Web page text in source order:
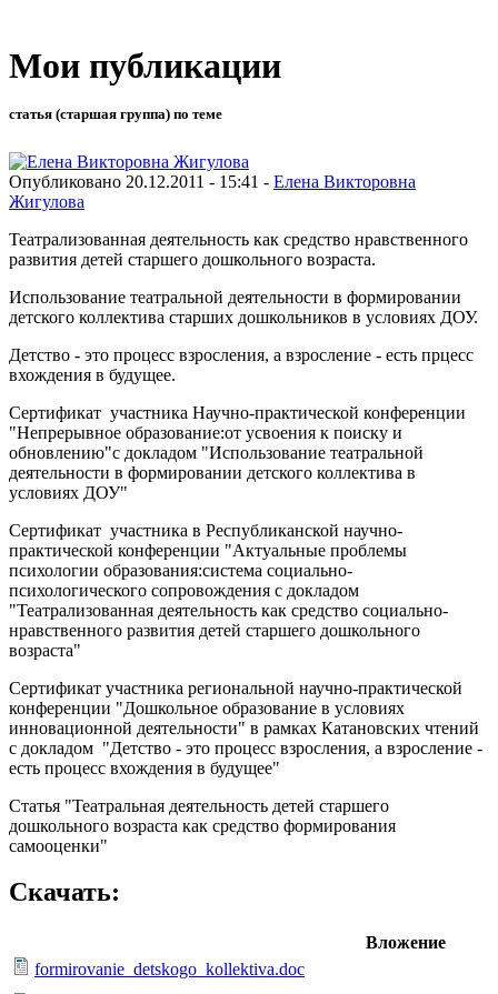
Мои публикации
статья (старшая группа) по теме
Опубликовано 20.12.2011 - 15:41 - Елена Викторовна
Жигулова
Театрализованная деятельность как средство нравственного
развития детей старшего дошкольного возраста.
Использование театральной деятельности в формировании
детского коллектива старших дошкольников в условиях ДОУ.
Детство - это процесс взросления, а взросление - есть прцесс
вхождения в будущее.
Сертификат участника Научно-практической конференции
"Непрерывное образование:от усвоения к поиску и
обновлению"с докладом "Использование театральной
деятельности в формировании детского коллектива в
условиях ДОУ"
Сертификат участника в Республиканской научно-
практической конференции "Актуальные проблемы
психологии образования:система социально-
психологического сопровождения с докладом
"Театрализованная деятельность как средство социально-
нравственного развития детей старшего дошкольного
возраста"
Сертификат участника региональной научно-практической
конференции "Дошкольное образование в условиях
инновационной деятельности" в рамках Катановских чтений
с докладом "Детство - это процесс взросления, а взросление -
есть процесс вхождения в будущее"
Статья "Театральная деятельность детей старшего
дошкольного возраста как средство формирования
самооценки"
Скачать:
Вложение
formirovanie_detskogo_kollektiva.doc